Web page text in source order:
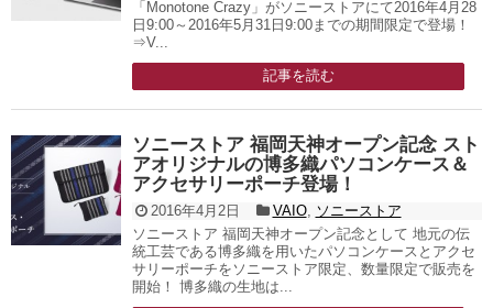
「Monotone Crazy」がソニーストアにて2016年4月28
日9:00～2016年5月31日9:00までの期間限定で登場！
⇒V...
記事を読む
ソニーストア 福岡天神オープン記念 スト
アオリジナルの博多織パソコンケース＆
アクセサリーポーチ登場！
2016年4月2日 VAIO,
ソニーストア
ソニーストア 福岡天神オープン記念として 地元の伝
統工芸である博多織を用いたパソコンケースとアクセ
サリーポーチをソニーストア限定、数量限定で販売を
開始！ 博多織の生地は...